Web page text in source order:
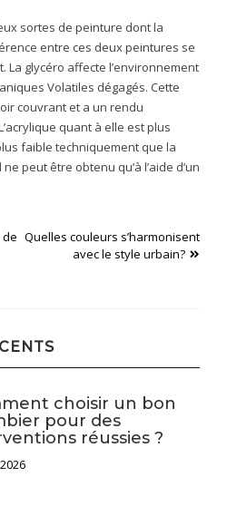
sortes de peinture dont la
entre ces deux peintures se
glycéro affecte l’environnement
Volatiles dégagés. Cette
couvrant et a un rendu
quant à elle est plus
faible techniquement que la
peut être obtenu qu’à l’aide d’un
Quelles couleurs s’harmonisent
avec le style urbain?
choisir un bon
pour des
réussies ?